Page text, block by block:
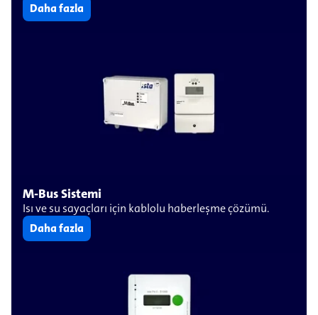
Daha fazla
M-Bus Sistemi
Isı ve su sayaçları için kablolu haberleşme çözümü.
Daha fazla